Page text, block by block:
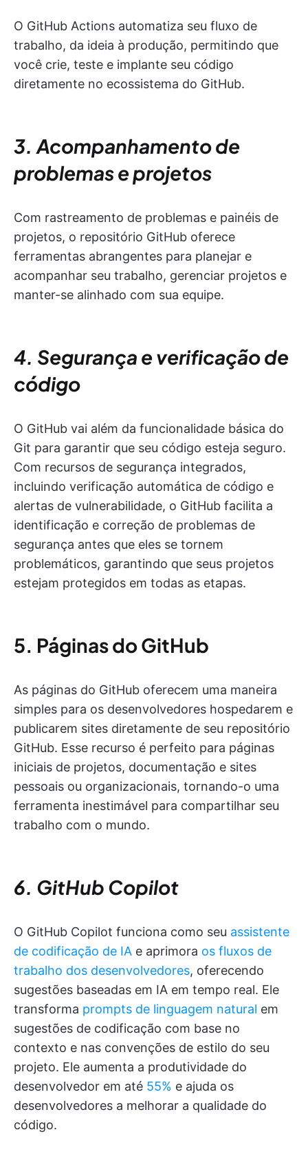
O GitHub Actions automatiza seu fluxo de
trabalho, da ideia à produção, permitindo que
você crie, teste e implante seu código
diretamente no ecossistema do GitHub.
3. Acompanhamento de
problemas e projetos
Com rastreamento de problemas e painéis de
projetos, o repositório GitHub oferece
ferramentas abrangentes para planejar e
acompanhar seu trabalho, gerenciar projetos e
manter-se alinhado com sua equipe.
4. Segurança e verificação de
código
O GitHub vai além da funcionalidade básica do
Git para garantir que seu código esteja seguro.
Com recursos de segurança integrados,
incluindo verificação automática de código e
alertas de vulnerabilidade, o GitHub facilita a
identificação e correção de problemas de
segurança antes que eles se tornem
problemáticos, garantindo que seus projetos
estejam protegidos em todas as etapas.
5. Páginas do GitHub
As páginas do GitHub oferecem uma maneira
simples para os desenvolvedores hospedarem e
publicarem sites diretamente de seu repositório
GitHub. Esse recurso é perfeito para páginas
iniciais de projetos, documentação e sites
pessoais ou organizacionais, tornando-o uma
ferramenta inestimável para compartilhar seu
trabalho com o mundo.
6. GitHub Copilot
O GitHub Copilot funciona como seu assistente
de codificação de IA e aprimora os fluxos de
trabalho dos desenvolvedores, oferecendo
sugestões baseadas em IA em tempo real. Ele
transforma prompts de linguagem natural em
sugestões de codificação com base no
contexto e nas convenções de estilo do seu
projeto. Ele aumenta a produtividade do
desenvolvedor em até 55% e ajuda os
desenvolvedores a melhorar a qualidade do
código.